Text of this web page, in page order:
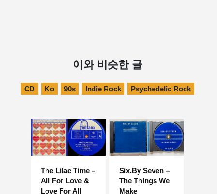
이와 비슷한 글
CD Ko 90s Indie Rock Psychedelic Rock
The Lilac Time –
All For Love &
Love For All
Six.By Seven –
The Things We
Make